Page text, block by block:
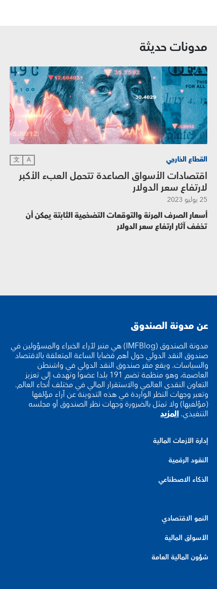
مدونات حديثة
القطاع الخارجي A
文
اقتصادات الأسواق الصاعدة تتحمل العبء الأكبر
لارتفاع سعر الدولار
25 يوليو 2023
أسعار الصرف المرنة والتوقعات التضخمية الثابتة يمكن أن
تخفف آثار ارتفاع سعر الدولار
عن مدونة الصندوق
مدونة الصندوق (IMFBlog) هي منبر لآراء الخبراء والمسؤولين في
صندوق النقد الدولي حول أهم قضايا الساعة المتعلقة بالاقتصاد
والسياسات. ويقع مقر صندوق النقد الدولي في واشنطن
العاصمة، وهو منظمة تضم 191 بلدا عضوا وتهدف إلى تعزيز
التعاون النقدي العالمي والاستقرار المالي في مختلف أنحاء العالم.
وتعبر وجهات النظر الواردة في هذه التدوينة عن آراء مؤلفها
(مؤلفيها) ولا تمثل بالضرورة وجهات نظر الصندوق أو مجلسه
التنفيذي.المزيد
إدارة الأزمات المالية
النقود الرقمية
الذكاء الاصطناعي
النمو الاقتصادي
الأسواق المالية
شؤون المالية العامة